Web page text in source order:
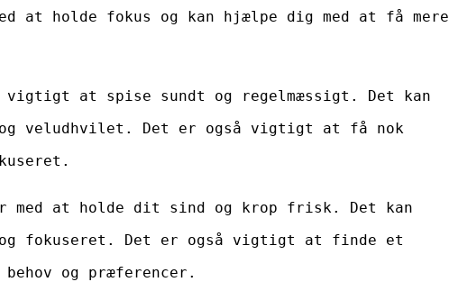
at holde fokus og kan hjælpe dig med at få mere
at spise sundt og regelmæssigt. Det kan
veludhvilet. Det er også vigtigt at få nok
med at holde dit sind og krop frisk. Det kan
fokuseret. Det er også vigtigt at finde et
og præferencer.